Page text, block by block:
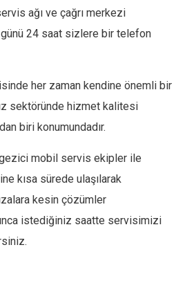
ağı ve çağrı merkezi
günü 24 saat sizlere bir telefon
her zaman kendine önemli bir
sektöründe hizmet kalitesi
biri konumundadır.
mobil servis ekipler ile
kısa sürede ulaşılarak
kesin çözümler
istediğiniz saatte servisimizi